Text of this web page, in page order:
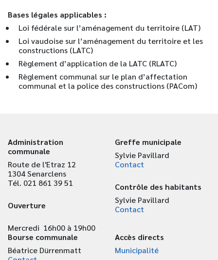
Bases légales applicables :
Loi fédérale sur l’aménagement du territoire (LAT)
Loi vaudoise sur l’aménagement du territoire et les
constructions (LATC)
Règlement d’application de la LATC (RLATC)
Règlement communal sur le plan d’affectation
communal et la police des constructions (PACom)
Administration
communale
Route de l'Etraz 12
1304 Senarclens
Tél. 021 861 39 51
Ouverture
Mercredi 16h00 à 19h00
Greffe municipale
Sylvie Pavillard
Contact
Contrôle des habitants
Sylvie Pavillard
Contact
Bourse communale
Béatrice Dürrenmatt
Accès directs
Municipalité